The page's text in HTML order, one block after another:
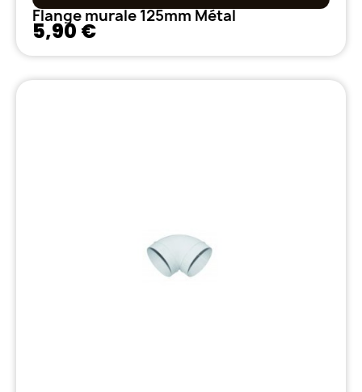
Flange murale 125mm Métal
5,90 €